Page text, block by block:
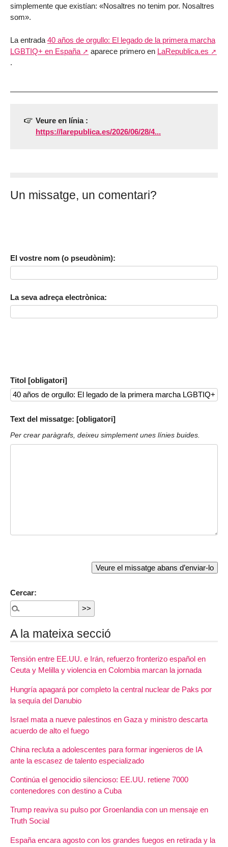
simplemente que existían: «Nosaltres no tenim por. Nosaltres
som».
La entrada 40 años de orgullo: El legado de la primera marcha
LGBTIQ+ en España
aparece primero en LaRepublica.es
.
Veure en línia :
https://larepublica.es/2026/06/28/4...
Un missatge, un comentari?
El vostre nom (o pseudònim):
La seva adreça electrònica:
Titol [obligatori]
Text del missatge: [obligatori]
Per crear paràgrafs, deixeu simplement unes línies buides.
Cercar:
A la mateixa secció
Tensión entre EE.UU. e Irán, refuerzo fronterizo español en
Ceuta y Melilla y violencia en Colombia marcan la jornada
Hungría apagará por completo la central nuclear de Paks por
la sequía del Danubio
Israel mata a nueve palestinos en Gaza y ministro descarta
acuerdo de alto el fuego
China recluta a adolescentes para formar ingenieros de IA
ante la escasez de talento especializado
Continúa el genocidio silencioso: EE.UU. retiene 7000
contenedores con destino a Cuba
Trump reaviva su pulso por Groenlandia con un mensaje en
Truth Social
España encara agosto con los grandes fuegos en retirada y la